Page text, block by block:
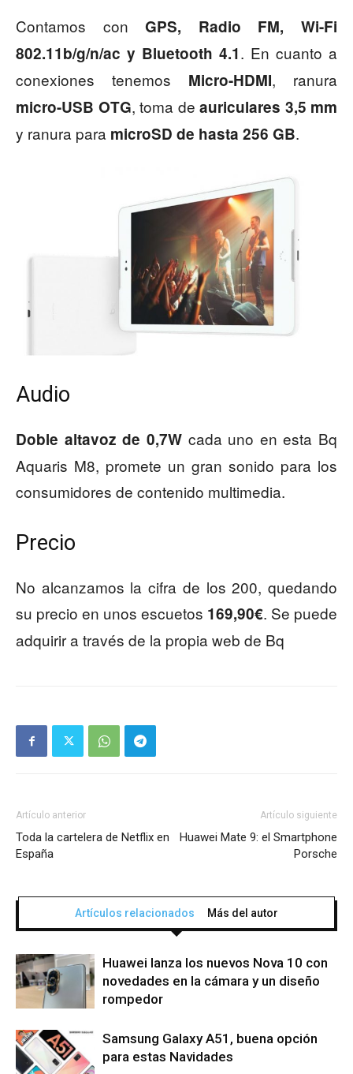
Contamos conGPS, Radio FM, Wi-Fi
802.11b/g/n/ac y Bluetooth 4.1. En cuanto a
conexiones tenemos Micro-HDMI, ranura
micro-USB OTG, toma de auriculares 3,5 mm
y ranura para microSD de hasta 256 GB.
Audio
Doble altavoz de 0,7Wcada uno en esta Bq
Aquaris M8, promete un gran sonido para los
consumidores de contenido multimedia.
Precio
No alcanzamos la cifra de los 200, quedando
su precio en unos escuetos 169,90€. Se puede
adquirir a través de la propia web de Bq
Artículo anterior
Toda la cartelera de Netflix en
España
Artículo siguiente
Huawei Mate 9: el Smartphone
Porsche
Artículos relacionados Más del autor
Huawei lanza los nuevos Nova 10 con
novedades en la cámara y un diseño
rompedor
Samsung Galaxy A51, buena opción
para estas Navidades